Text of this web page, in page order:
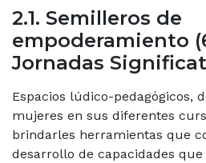
2.1. Semilleros de
empoderamiento
Jornadas
Espacios lúdico-pedagógicos,
mujeres en sus diferentes
brindarles herramientas que
desarrollo de capacidades